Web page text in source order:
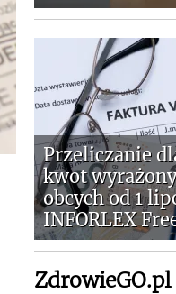
Przeliczanie
kwot
obcych od 1
INFORLEX
ZdrowieGO.pl